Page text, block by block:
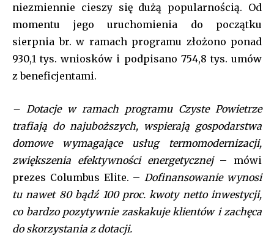
Join our community of
SUBSCRIBERS and be part of the
conversation.
To subscribe, simply enter your email address on our website
or click the subscribe button below. Don't worry, we respect
your privacy and won't spam your inbox. Your information is
niezmiennie cieszy się dużą popularnością. Od
momentu jego uruchomienia do początku
sierpnia br. w ramach programu złożono ponad
930,1 tys. wniosków i podpisano 754,8 tys. umów
z beneficjentami.
– Dotacje w ramach programu Czyste Powietrze
trafiają do najuboższych, wspierają gospodarstwa
domowe wymagające usług termomodernizacji,
zwiększenia efektywności energetycznej – mówi
prezes Columbus Elite. – Dofinansowanie wynosi
tu nawet 80 bądź 100 proc. kwoty netto inwestycji,
co bardzo pozytywnie zaskakuje klientów i zachęca
do skorzystania z dotacji.